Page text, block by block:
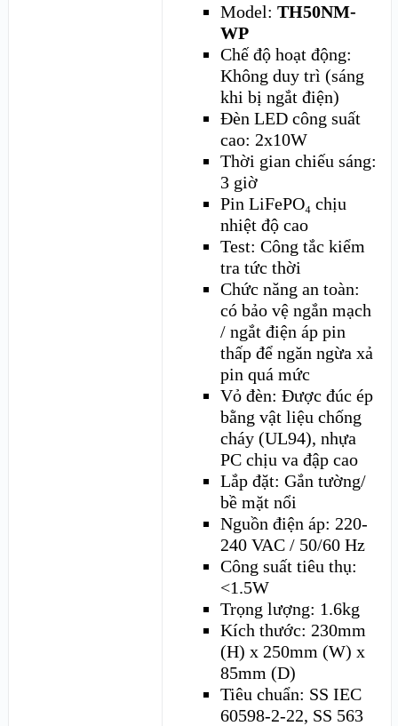
Model:TH50NM-
WP
Chế độ hoạt động:
Không duy trì (sáng
khi bị ngắt điện)
Đèn LED công suất
cao: 2x10W
Thời gian chiếu sáng:
3 giờ
Pin LiFePO₄ chịu
nhiệt độ cao
Test: Công tắc kiểm
tra tức thời
Chức năng an toàn:
có bảo vệ ngắn mạch
/ ngắt điện áp pin
thấp để ngăn ngừa xả
pin quá mức
Vỏ đèn: Được đúc ép
bằng vật liệu chống
cháy (UL94), nhựa
PC chịu va đập cao
Lắp đặt: Gắn tường/
bề mặt nổi
Nguồn điện áp: 220-
240 VAC / 50/60 Hz
Công suất tiêu thụ:
<1.5W
Trọng lượng: 1.6kg
Kích thước: 230mm
(H) x 250mm (W) x
85mm (D)
Tiêu chuẩn: SS IEC
60598-2-22, SS 563